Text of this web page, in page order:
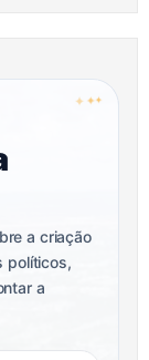
✦ ✦✦
a criação
políticos,
a